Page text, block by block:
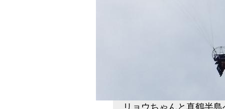
リョウちゃんと真鶴半